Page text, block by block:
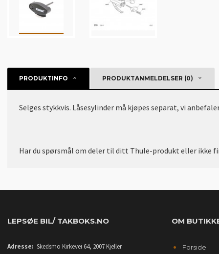
PRODUKTINFO PRODUKTANMELDELSER (0)
Selges stykkvis. Låsesylinder må kjøpes separat, vi
Har du spørsmål om deler til ditt Thule-produkt eller ikke
LEPSØE BIL/ TAKBOKS.NO
Adresse: Skedsmo Kirkevei 64, 2007 Kjeller
OM
Forside